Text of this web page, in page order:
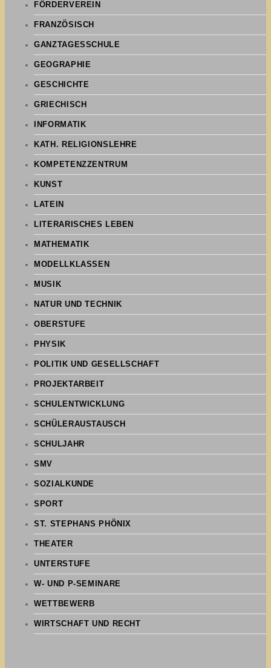
FÖRDERVEREIN
FRANZÖSISCH
GANZTAGESSCHULE
GEOGRAPHIE
GESCHICHTE
GRIECHISCH
INFORMATIK
KATH. RELIGIONSLEHRE
KOMPETENZZENTRUM
KUNST
LATEIN
LITERARISCHES LEBEN
MATHEMATIK
MODELLKLASSEN
MUSIK
NATUR UND TECHNIK
OBERSTUFE
PHYSIK
POLITIK UND GESELLSCHAFT
PROJEKTARBEIT
SCHULENTWICKLUNG
SCHÜLERAUSTAUSCH
SCHULJAHR
SMV
SOZIALKUNDE
SPORT
ST. STEPHANS PHÖNIX
THEATER
UNTERSTUFE
W- UND P-SEMINARE
WETTBEWERB
WIRTSCHAFT UND RECHT